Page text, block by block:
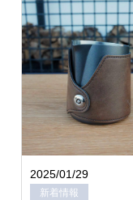
2025/01/29
新着情報